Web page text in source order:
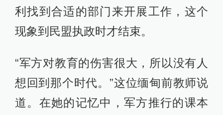
利找到合适的部门来开展工作，这个
现象到民盟执政时才结束。
“军方对教育的伤害很大，所以没有人
想回到那个时代。”这位缅甸前教师说
道。在她的记忆中，军方推行的课本